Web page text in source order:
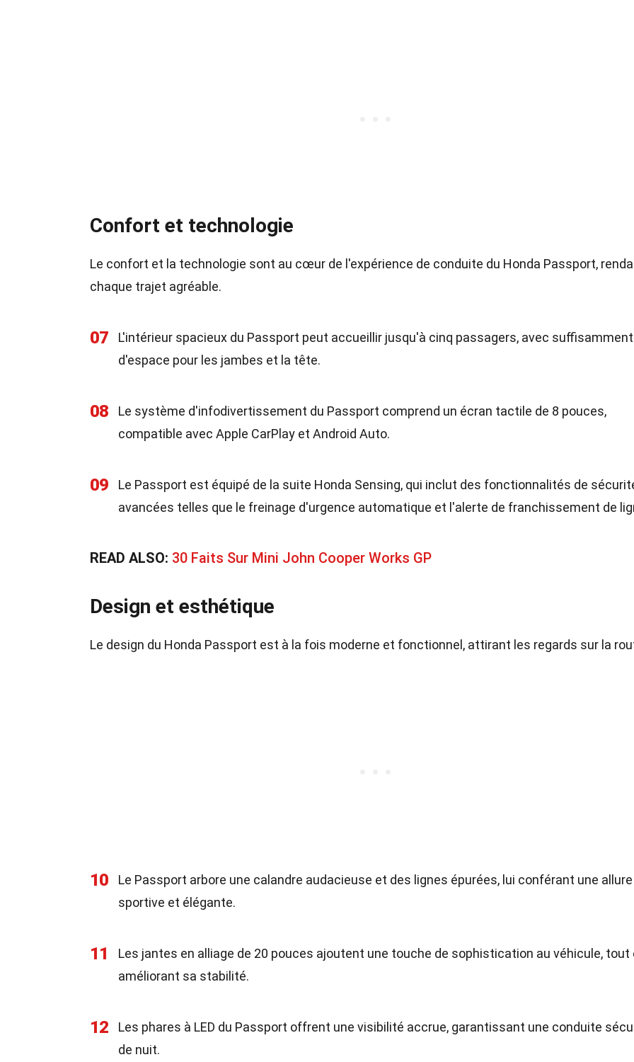
Confort et technologie
Le confort et la technologie sont au cœur de l'expérience de conduite du Honda Passport,
chaque trajet agréable.
07
L'intérieur spacieux du Passport peut accueillir jusqu'à cinq passagers, avec suffisamment
d'espace pour les jambes et la tête.
08
Le système d'infodivertissement du Passport comprend un écran tactile de 8 pouces,
compatible avec Apple CarPlay et Android Auto.
09
Le Passport est équipé de la suite Honda Sensing, qui inclut des fonctionnalités de
avancées telles que le freinage d'urgence automatique et l'alerte de franchissement de
READ ALSO: 30 Faits Sur Mini John Cooper Works GP
Design et esthétique
Le design du Honda Passport est à la fois moderne et fonctionnel, attirant les regards sur la
10
Le Passport arbore une calandre audacieuse et des lignes épurées, lui conférant une allure
sportive et élégante.
11
Les jantes en alliage de 20 pouces ajoutent une touche de sophistication au véhicule, tout
améliorant sa stabilité.
12
Les phares à LED du Passport offrent une visibilité accrue, garantissant une conduite
de nuit.